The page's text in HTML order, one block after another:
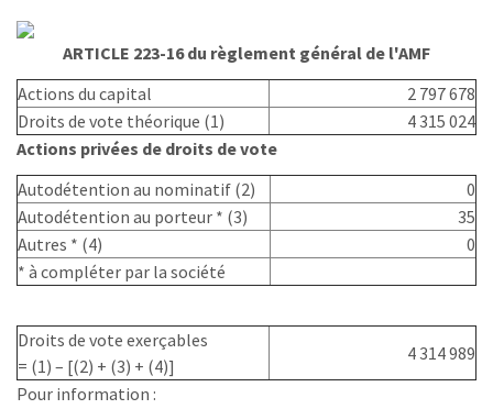
ARTICLE 223-16 du règlement général de l'AMF
Actions du capital
2 797 678
Droits de vote théorique (1)
4 315 024
Actions privées de droits de vote
Autodétention au nominatif (2)
0
Autodétention au porteur * (3)
35
Autres * (4)
0
* à compléter par la société
Droits de vote exerçables
= (1) – [(2) + (3) + (4)]
4 314 989
Pour information :